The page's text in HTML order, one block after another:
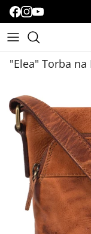
"Elea" Torba na